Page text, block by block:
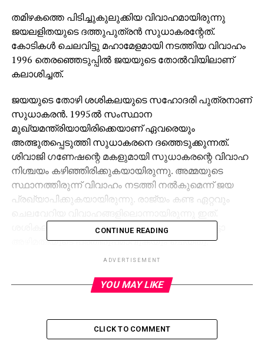
തമിഴകത്തെ പിടിച്ചുകുലുക്കിയ വിവാഹമായിരുന്നു
ജയലളിതയുടെ ദത്തുപുത്രന്‍ സുധാകരന്റേത്.
കോടികള്‍ ചെലവിട്ടു മഹാമേളമായി നടത്തിയ വിവാഹം
1996 തെരഞ്ഞെടുപ്പില്‍ ജയയുടെ തോല്‍വിയിലാണ്
കലാശിച്ചത്.
ജയയുടെ തോഴി ശശികലയുടെ സഹോദരി പുത്രനാണ്
സുധാകരന്‍. 1995ല്‍ സംസ്ഥാന
മുഖ്യമന്ത്രിയായിരിക്കെയാണ് ഏവരെയും
അത്ഭുതപ്പെടുത്തി സുധാകരനെ ദത്തെടുക്കുന്നത്.
ശിവാജി ഗണേഷന്റെ മകളുമായി സുധാകരന്റെ വിവാഹ
നിശ്ചയം കഴിഞ്ഞിരിക്കുകയായിരുന്നു. അമ്മയുടെ
സ്ഥാനത്തിരുന്ന് വിവാഹം നടത്തി നല്‍കുമെന്ന് ജയ
പ്രഖ്യാപിക്കുകയായിരുന്നു. രാജ്യം കണ്ട ഏറ്റവും
ശശികലയും ജയയും ചേര്‍ന്ന് നില്‍ക്കുന്ന ഫോട്ടോ
അഴിമതിയുടെ പ്രതിരൂപമാവുകയും ചെയ്തു.
CONTINUE READING
ADVERTISEMENT
YOU MAY LIKE
CLICK TO COMMENT